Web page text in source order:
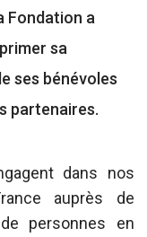
Fondation a
sa
ses bénévoles
partenaires.
dans nos
auprès de
personnes en